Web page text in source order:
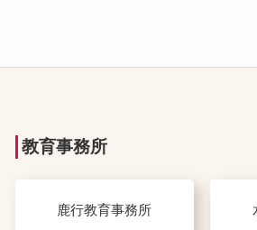
教育事務所
鹿行教育事務所